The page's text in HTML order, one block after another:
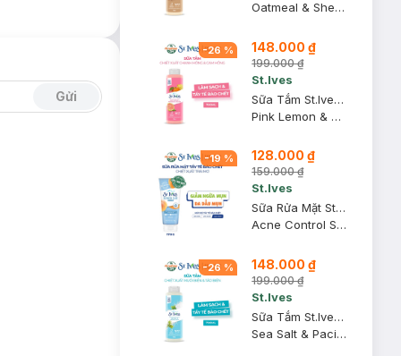
Gửi
Oatmeal & Shea Butter Soothing Body Wash (New Packaging)
-26 % 148.000 ₫
199.000 ₫
St.Ives
Sữa Tắm St.Ives Tẩy Tế Bào Chết Hương Cam Chanh 700ml
Pink Lemon & Mandarin Orange Exfoliating Body Wash (New Packaging)
-19 % 128.000 ₫
159.000 ₫
St.Ives
Sữa Rửa Mặt St.Ives Tẩy Tế Bào Chết Trái Mơ Ngừa Mụn 170g
Acne Control Scrub Apricot
-26 % 148.000 ₫
199.000 ₫
St.Ives
Sữa Tắm St.Ives Tẩy Tế Bào Chết Hương Muối Biển 700ml
Sea Salt & Pacific Kelp Purifying Exfoliating Body Wash (New Packaging)